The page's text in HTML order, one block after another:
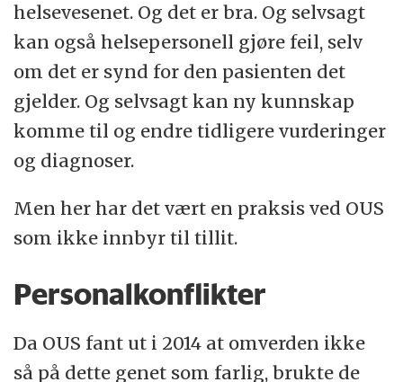
helsevesenet. Og det er bra. Og selvsagt
kan også helsepersonell gjøre feil, selv
om det er synd for den pasienten det
gjelder. Og selvsagt kan ny kunnskap
komme til og endre tidligere vurderinger
og diagnoser.
Men her har det vært en praksis ved OUS
som ikke innbyr til tillit.
Personalkonflikter
Da OUS fant ut i 2014 at omverden ikke
så på dette genet som farlig, brukte de